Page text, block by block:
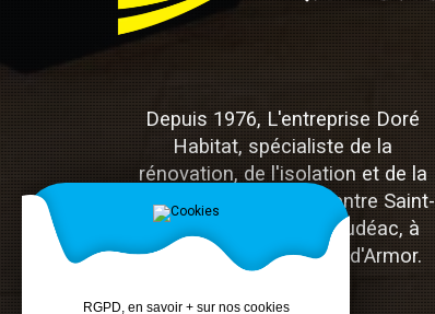
Depuis 1976, L'entreprise Doré
Habitat, spécialiste de la
rénovation, de l'isolation et de la
menuiserie, est située entre Saint-
Brieuc, Lamballe et Loudéac, à
Hénon dans les Côtes-d'Armor.
RGPD, en savoir + sur nos cookies